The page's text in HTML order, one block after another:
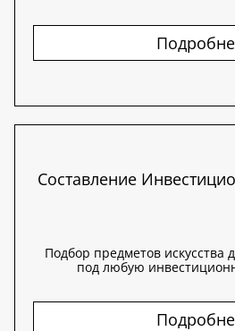
Составление
Подбор предметов искусства
под любую